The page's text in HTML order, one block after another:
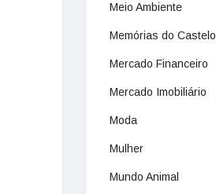
Meio Ambiente
Memórias do Castelo
Mercado Financeiro
Mercado Imobiliário
Moda
Mulher
Mundo Animal